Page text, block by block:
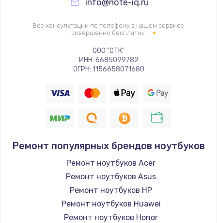
990 руб.
Заказать
Замена экрана
Заказать
Замена северного моста
Заказать
Замена SSD
995 руб.
Заказать
info@note-iq.ru
Все консультации по телефону в нашем сервисе
совершенно бесплатны
ООО "ОТК"
ИНН: 6685099782
ОГРН: 1156658071680
Ремонт популярных брендов ноутбуков
Ремонт ноутбуков Acer
Ремонт ноутбуков Asus
Ремонт ноутбуков HP
Ремонт ноутбуков Huawei
Ремонт ноутбуков Honor